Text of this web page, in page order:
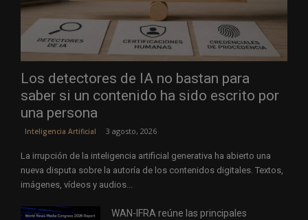
Los detectores de IA no bastan para
saber si un contenido ha sido escrito por
una persona
Inteligencia Artificial 3 agosto, 2026
La irrupción de la inteligencia artificial generativa ha abierto una
nueva disputa sobre la autoría de los contenidos digitales. Textos,
imágenes, vídeos y audios...
WAN-IFRA reúne las principales